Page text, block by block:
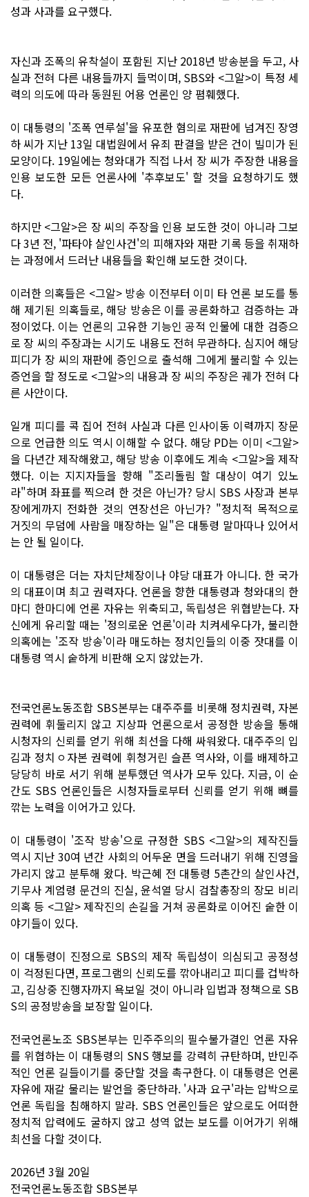
성과 사과를 요구했다.
자신과 조폭의 유착설이 포함된 지난 2018년 방송분을 두고, 사
실과 전혀 다른 내용들까지 들먹이며, SBS와 <그알>이 특정 세
력의 의도에 따라 동원된 어용 언론인 양 폄훼했다.
이 대통령의 '조폭 연루설'을 유포한 혐의로 재판에 넘겨진 장영
하 씨가 지난 13일 대법원에서 유죄 판결을 받은 건이 빌미가 된
모양이다. 19일에는 청와대가 직접 나서 장 씨가 주장한 내용을
인용 보도한 모든 언론사에 '추후보도' 할 것을 요청하기도 했
다.
하지만 <그알>은 장 씨의 주장을 인용 보도한 것이 아니라 그보
다 3년 전, '파타야 살인사건'의 피해자와 재판 기록 등을 취재하
는 과정에서 드러난 내용들을 확인해 보도한 것이다.
이러한 의혹들은 <그알> 방송 이전부터 이미 타 언론 보도를 통
해 제기된 의혹들로, 해당 방송은 이를 공론화하고 검증하는 과
정이었다. 이는 언론의 고유한 기능인 공적 인물에 대한 검증으
로 장 씨의 주장과는 시기도 내용도 전혀 무관하다. 심지어 해당
피디가 장 씨의 재판에 증인으로 출석해 그에게 불리할 수 있는
증언을 할 정도로 <그알>의 내용과 장 씨의 주장은 궤가 전혀 다
른 사안이다.
일개 피디를 콕 집어 전혀 사실과 다른 인사이동 이력까지 장문
으로 언급한 의도 역시 이해할 수 없다. 해당 PD는 이미 <그알>
을 다년간 제작해왔고, 해당 방송 이후에도 계속 <그알>을 제작
했다. 이는 지지자들을 향해 "조리돌림 할 대상이 여기 있노
라"하며 좌표를 찍으려 한 것은 아닌가? 당시 SBS 사장과 본부
장에게까지 전화한 것의 연장선은 아닌가? "정치적 목적으로
거짓의 무덤에 사람을 매장하는 일"은 대통령 말마따나 있어서
는 안 될 일이다.
이 대통령은 더는 자치단체장이나 야당 대표가 아니다. 한 국가
의 대표이며 최고 권력자다. 언론을 향한 대통령과 청와대의 한
마디 한마디에 언론 자유는 위축되고, 독립성은 위협받는다. 자
신에게 유리할 때는 '정의로운 언론'이라 치켜세우다가, 불리한
의혹에는 '조작 방송'이라 매도하는 정치인들의 이중 잣대를 이
대통령 역시 숱하게 비판해 오지 않았는가.
전국언론노동조합 SBS본부는 대주주를 비롯해 정치권력, 자본
권력에 휘둘리지 않고 지상파 언론으로서 공정한 방송을 통해
시청자의 신뢰를 얻기 위해 최선을 다해 싸워왔다. 대주주의 입
김과 정치ﾷ자본 권력에 휘청거린 슬픈 역사와, 이를 배제하고
당당히 바로 서기 위해 분투했던 역사가 모두 있다. 지금, 이 순
간도 SBS 언론인들은 시청자들로부터 신뢰를 얻기 위해 뼈를
깎는 노력을 이어가고 있다.
이 대통령이 '조작 방송'으로 규정한 SBS <그알>의 제작진들
역시 지난 30여 년간 사회의 어두운 면을 드러내기 위해 진영을
가리지 않고 분투해 왔다. 박근혜 전 대통령 5촌간의 살인사건,
기무사 계엄령 문건의 진실, 윤석열 당시 검찰총장의 장모 비리
의혹 등 <그알> 제작진의 손길을 거쳐 공론화로 이어진 숱한 이
야기들이 있다.
이 대통령이 진정으로 SBS의 제작 독립성이 의심되고 공정성
이 걱정된다면, 프로그램의 신뢰도를 깎아내리고 피디를 겁박하
고, 김상중 진행자까지 욕보일 것이 아니라 입법과 정책으로 SB
S의 공정방송을 보장할 일이다.
전국언론노조 SBS본부는 민주주의의 필수불가결인 언론 자유
를 위협하는 이 대통령의 SNS 행보를 강력히 규탄하며, 반민주
적인 언론 길들이기를 중단할 것을 촉구한다. 이 대통령은 언론
자유에 재갈 물리는 발언을 중단하라. '사과 요구'라는 압박으로
언론 독립을 침해하지 말라. SBS 언론인들은 앞으로도 어떠한
정치적 압력에도 굴하지 않고 성역 없는 보도를 이어가기 위해
최선을 다할 것이다.
2026년 3월 20일
전국언론노동조합 SBS본부